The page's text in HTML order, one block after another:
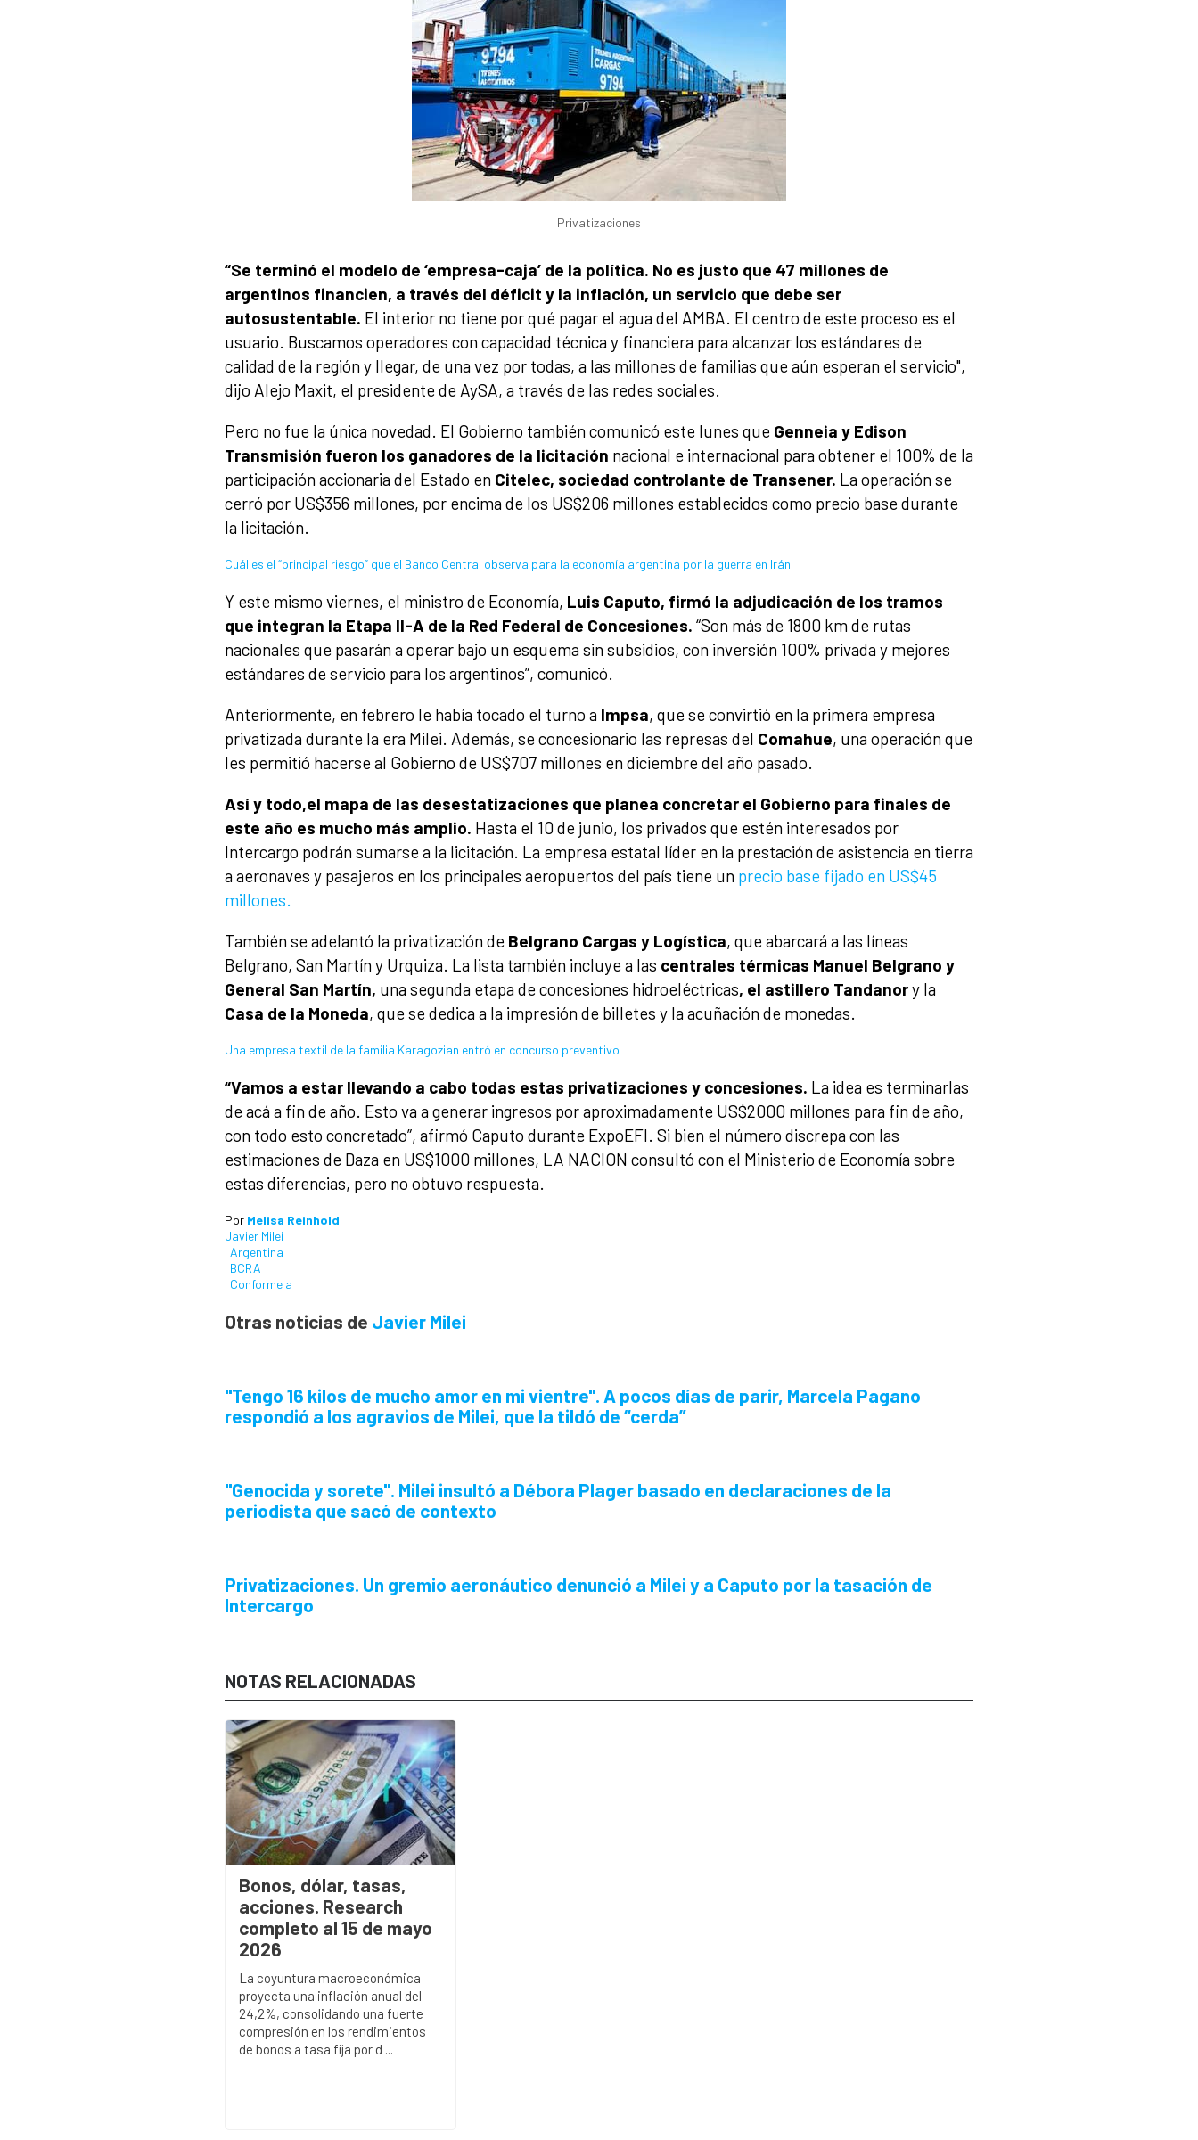
Privatizaciones
“Se terminó el modelo de ‘empresa-caja’ de la política. No es justo que 47 millones de
argentinos financien, a través del déficit y la inflación, un servicio que debe ser
autosustentable. El interior no tiene por qué pagar el agua del AMBA. El centro de este proceso es el
usuario. Buscamos operadores con capacidad técnica y financiera para alcanzar los estándares de
calidad de la región y llegar, de una vez por todas, a las millones de familias que aún esperan el servicio",
dijo Alejo Maxit, el presidente de AySA, a través de las redes sociales.
Pero no fue la única novedad. El Gobierno también comunicó este lunes que Genneia y Edison
Transmisión fueron los ganadores de la licitación nacional e internacional para obtener el 100% de la
participación accionaria del Estado en Citelec, sociedad controlante de Transener. La operación se
cerró por US$356 millones, por encima de los US$206 millones establecidos como precio base durante
la licitación.
Cuál es el “principal riesgo” que el Banco Central observa para la economía argentina por la guerra en Irán
Y este mismo viernes, el ministro de Economía, Luis Caputo, firmó la adjudicación de los tramos
que integran la Etapa II-A de la Red Federal de Concesiones. “Son más de 1800 km de rutas
nacionales que pasarán a operar bajo un esquema sin subsidios, con inversión 100% privada y mejores
estándares de servicio para los argentinos”, comunicó.
Anteriormente, en febrero le había tocado el turno a Impsa, que se convirtió en la primera empresa
privatizada durante la era Milei. Además, se concesionario las represas del Comahue, una operación que
les permitió hacerse al Gobierno de US$707 millones en diciembre del año pasado.
Así y todo,el mapa de las desestatizaciones que planea concretar el Gobierno para finales de
este año es mucho más amplio. Hasta el 10 de junio, los privados que estén interesados por
Intercargo podrán sumarse a la licitación. La empresa estatal líder en la prestación de asistencia en tierra
a aeronaves y pasajeros en los principales aeropuertos del país tiene un precio base fijado en US$45
millones.
También se adelantó la privatización de Belgrano Cargas y Logística, que abarcará a las líneas
Belgrano, San Martín y Urquiza. La lista también incluye a las centrales térmicas Manuel Belgrano y
General San Martín, una segunda etapa de concesiones hidroeléctricas, el astillero Tandanory la
Casa de la Moneda, que se dedica a la impresión de billetes y la acuñación de monedas.
Una empresa textil de la familia Karagozian entró en concurso preventivo
“Vamos a estar llevando a cabo todas estas privatizaciones y concesiones. La idea es terminarlas
de acá a fin de año. Esto va a generar ingresos por aproximadamente US$2000 millones para fin de año,
con todo esto concretado”, afirmó Caputo durante ExpoEFI. Si bien el número discrepa con las
estimaciones de Daza en US$1000 millones, LA NACION consultó con el Ministerio de Economía sobre
estas diferencias, pero no obtuvo respuesta.
Por Melisa Reinhold
Javier Milei
Argentina
BCRA
Conforme a
Otras noticias de Javier Milei
"Tengo 16 kilos de mucho amor en mi vientre". A pocos días de parir, Marcela Pagano
respondió a los agravios de Milei, que la tildó de “cerda”
"Genocida y sorete". Milei insultó a Débora Plager basado en declaraciones de la
periodista que sacó de contexto
Privatizaciones. Un gremio aeronáutico denunció a Milei y a Caputo por la tasación de
Intercargo
NOTAS RELACIONADAS
Bonos, dólar, tasas,
acciones. Research
completo al 15 de mayo
2026
La coyuntura macroeconómica
proyecta una inflación anual del
24,2%, consolidando una fuerte
compresión en los rendimientos
de bonos a tasa fija por d ...